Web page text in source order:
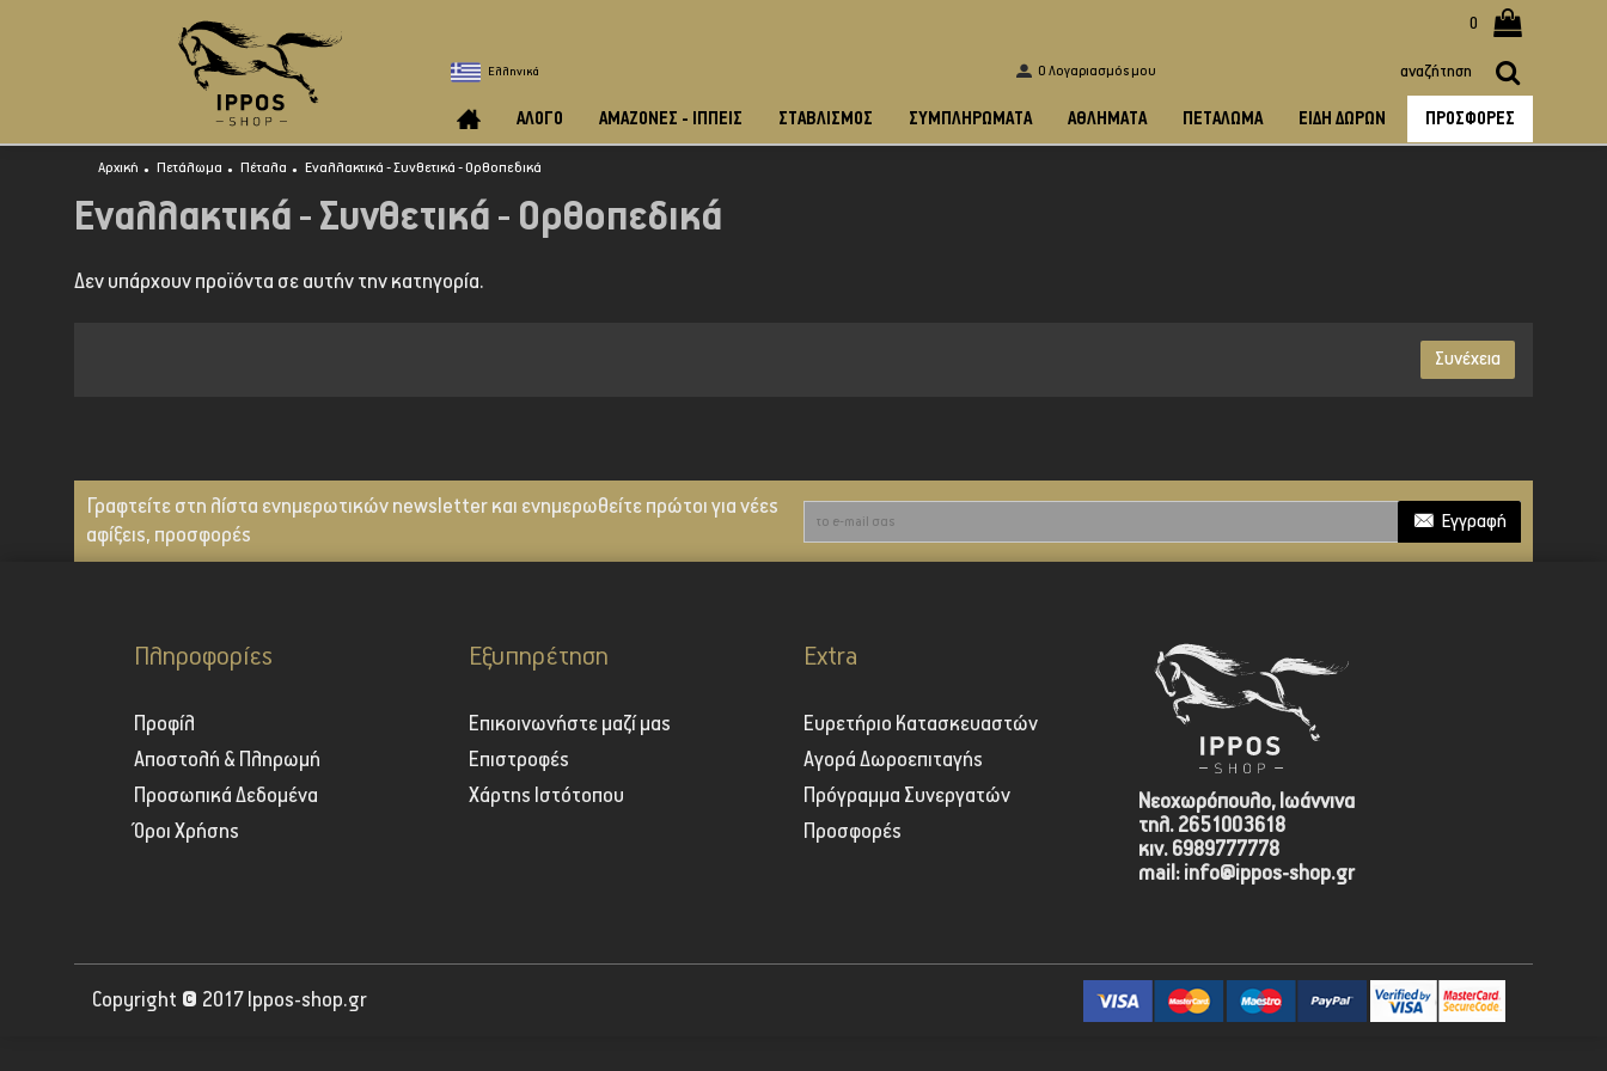
0
Ελληνικά O Λογαριασμός μου
ΑΛΟΓΟ ΑΜΑΖΌΝΕΣ - ΙΠΠΕΊΣ ΣΤΑΒΛΙΣΜΌΣ ΣΥΜΠΛΗΡΩΜΑΤΑ ΑΘΛΉΜΑΤΑ ΠΕΤΆΛΩΜΑ ΕΊΔΗ ΔΏΡΩΝ ΠΡΟΣΦΟΡΈΣ
Αρχική Πετάλωμα Πέταλα Εναλλακτικά - Συνθετικά - Ορθοπεδικά
Εναλλακτικά - Συνθετικά - Ορθοπεδικά
Δεν υπάρχουν προϊόντα σε αυτήν την κατηγορία.
Συνέχεια
Γραφτείτε στη λίστα ενημερωτικών newsletter και ενημερωθείτε πρώτοι για νέες
αφίξεις, προσφορές
Εγγραφή
Πληροφορίες
Προφίλ
Αποστολή & Πληρωμή
Προσωπικά Δεδομένα
Όροι Χρήσης
Εξυπηρέτηση
Επικοινωνήστε μαζί μας
Επιστροφές
Χάρτης Ιστότοπου
Extra
Ευρετήριο Κατασκευαστών
Αγορά Δωροεπιταγής
Πρόγραμμα Συνεργατών
Προσφορές
Νεοχωρόπουλο, Ιωάννινα
τηλ. 2651003618
κιν. 6989777778
mail: info@ippos-shop.gr
Copyright © 2017 Ippos-shop.gr